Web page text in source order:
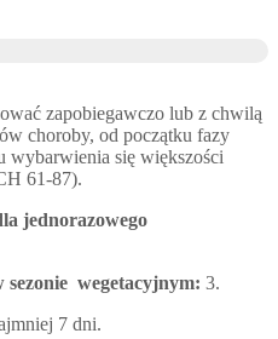
zapobiegawczo lub z chwilą
choroby, od początku fazy
wybarwienia się większości
61-87).
jednorazowego
sezonie wegetacyjnym: 3.
7 dni.